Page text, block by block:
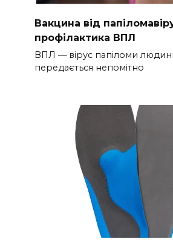
Вакцина від
профілактика ВПЛ
ВПЛ — вірус папіломи
передається непомітно